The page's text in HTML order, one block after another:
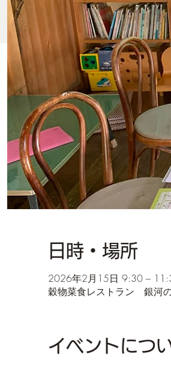
日時・場所
2026年2月15日 9:30 –
穀物菜食レストラン 銀河
イベントにつ